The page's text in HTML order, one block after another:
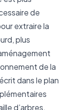
de
extraire la
plus
de la
dans le plan
d’arbres,